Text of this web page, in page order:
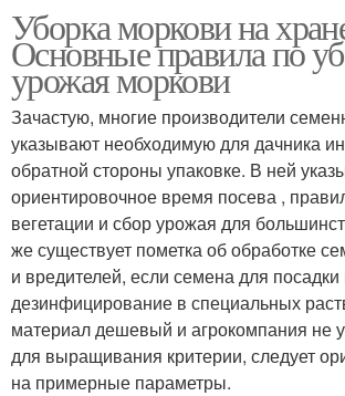
Уборка моркови на
Основные правила по
урожая моркови
Зачастую, многие производители
указывают необходимую для дачника
обратной стороны упаковке. В ней
ориентировочное время посева ,
вегетации и сбор урожая для
же существует пометка об обработке
и вредителей, если семена для
дезинфицирование в специальных
материал дешевый и агрокомпания не
для выращивания критерии, следует
на примерные параметры.